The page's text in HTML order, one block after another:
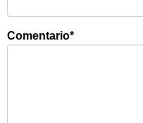
Comentario*